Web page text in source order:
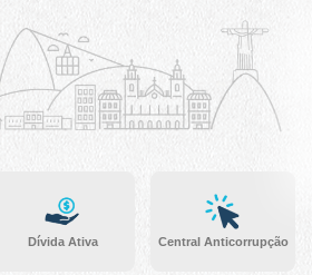
Dívida Ativa Central Anticorrupção